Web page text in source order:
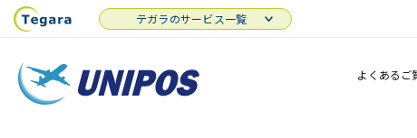
よくあるご
テガラのサービス一覧